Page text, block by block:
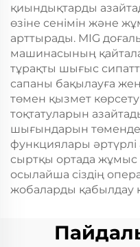
қиындықтарды
өзіне сенімін және
арттырады. MIG
машинасының
тұрақты шығыс
сапаны бақылауға
төмен қызмет
тоқтатуларын
шығындарын
функциялары
сыртқы ортада жұмыс
осылайша сіздің
жобаларды қабылдау